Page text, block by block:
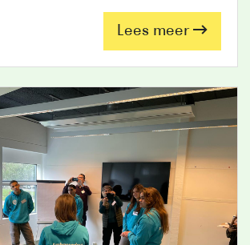
Lees meer